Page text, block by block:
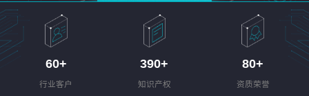
60+
行业客户
390+
知识产权
80+
资质荣誉